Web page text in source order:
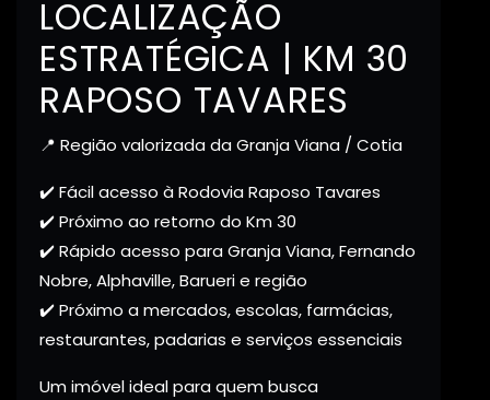
LOCALIZAÇÃO
ESTRATÉGICA | KM 30
RAPOSO TAVARES
📍 Região valorizada da Granja Viana / Cotia
✔️ Fácil acesso à Rodovia Raposo Tavares
✔️ Próximo ao retorno do Km 30
✔️ Rápido acesso para Granja Viana, Fernando
Nobre, Alphaville, Barueri e região
✔️ Próximo a mercados, escolas, farmácias,
restaurantes, padarias e serviços essenciais
Um imóvel ideal para quem busca